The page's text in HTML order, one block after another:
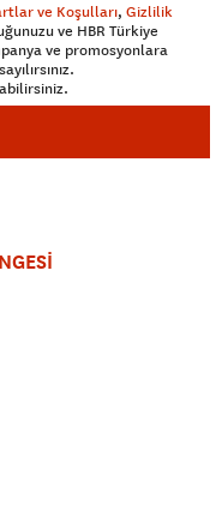
ve Koşulları, Gizlilik
ve HBR Türkiye
ve promosyonlara